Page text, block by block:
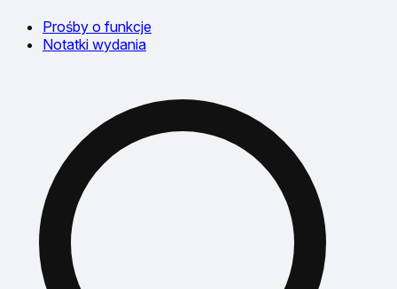
Prośby o funkcje
Notatki wydania